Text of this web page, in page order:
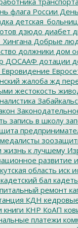
флага России
дзюдо диабет
Добрые
должники дом
ДОСААФ дотации
Евровидение
жалоба жд
жестокость
запись в школу
жизнь к лучшему
развитие
область иск
кадетский бал
ремонт
КДН
книги КНР КоАП
платежи